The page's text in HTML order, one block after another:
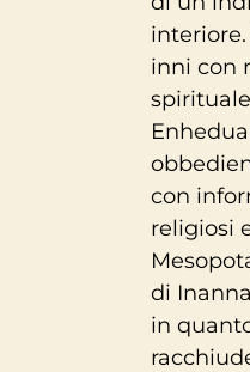
inni con
con
religiosi
di
in